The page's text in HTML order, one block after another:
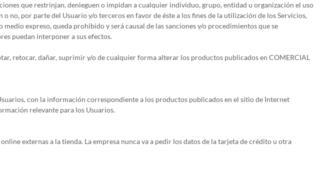
que restrinjan, denieguen o impidan a cualquier individuo, grupo, entidad u organización el uso
no, por parte del Usuario y/o terceros en favor de éste a los fines de la utilización de los Servicios,
expreso, queda prohibido y será causal de las sanciones y/o procedimientos que se
puedan interponer a sus efectos.
retocar, dañar, suprimir y/o de cualquier forma alterar los productos publicados en COMERCIAL
con la información correspondiente a los productos publicados en el sitio de Internet
relevante para los Usuarios.
externas a la tienda. La empresa nunca va a pedir los datos de la tarjeta de crédito u otra